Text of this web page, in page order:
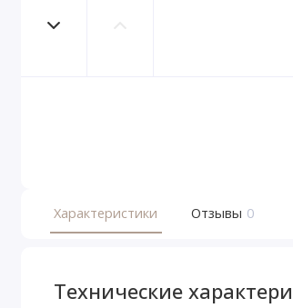
Характеристики Отзывы 0
Технические